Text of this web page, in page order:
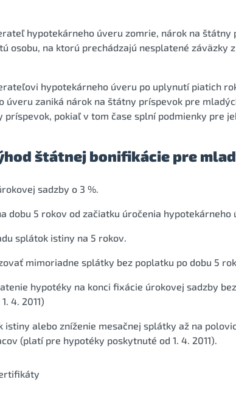
hypotekárneho úveru zomrie, nárok na štátny
osobu, na ktorú prechádzajú nesplatené záväzky
hypotekárneho úveru po uplynutí piatich
úveru zaniká nárok na štátny príspevok pre
príspevok, pokiaľ v tom čase splní podmienky pre
štátnej bonifikácie pre
sadzby o 3 %.
dobu 5 rokov od začiatku úročenia hypotekárneho
splátok istiny na 5 rokov.
mimoriadne splátky bez poplatku po dobu 5
hypotéky na konci fixácie úrokovej sadzby
4. 2011)
istiny alebo zníženie mesačnej splátky až na
(platí pre hypotéky poskytnuté od 1. 4. 2011).